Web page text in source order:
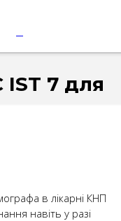
7 для
в лікарні КНП
навіть у разі